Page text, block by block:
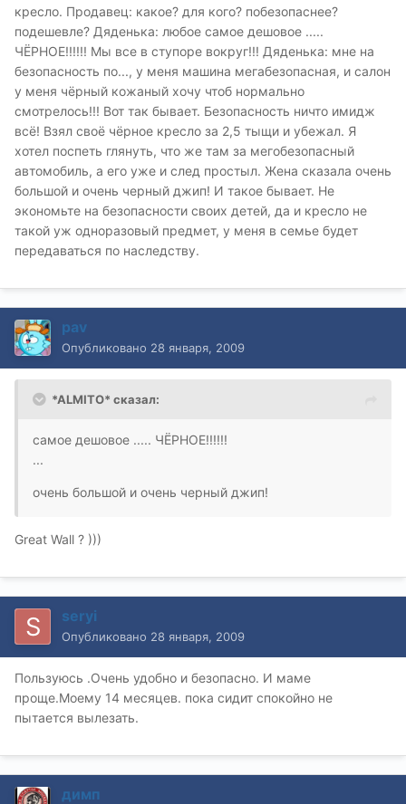
кресло. Продавец: какое? для кого? побезопаснее?
подешевле? Дяденька: любое самое дешовое .....
ЧЁРНОЕ!!!!!! Мы все в ступоре вокруг!!! Дяденька: мне на
безопасность по..., у меня машина мегабезопасная, и салон
у меня чёрный кожаный хочу чтоб нормально
смотрелось!!! Вот так бывает. Безопасность ничто имидж
всё! Взял своё чёрное кресло за 2,5 тыщи и убежал. Я
хотел поспеть глянуть, что же там за мегобезопасный
автомобиль, а его уже и след простыл. Жена сказала очень
большой и очень черный джип! И такое бывает. Не
экономьте на безопасности своих детей, да и кресло не
такой уж одноразовый предмет, у меня в семье будет
передаваться по наследству.
pav
Опубликовано 28 января, 2009
*ALMITO* сказал:
самое дешовое ..... ЧЁРНОЕ!!!!!!
...
очень большой и очень черный джип!
Great Wall ? )))
seryi
Опубликовано 28 января, 2009
Пользуюсь .Очень удобно и безопасно. И маме
проще.Моему 14 месяцев. пока сидит спокойно не
пытается вылезать.
димп